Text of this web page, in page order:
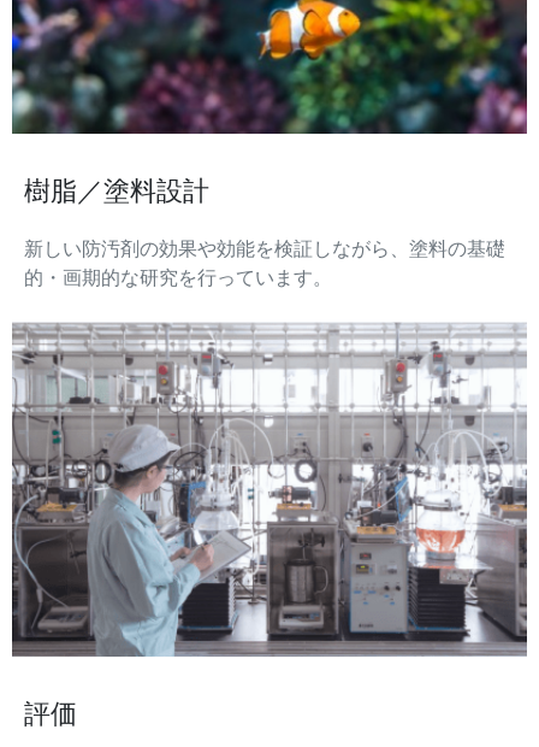
樹脂／塗料設計
新しい防汚剤の効果や効能を検証しながら、塗料の基礎
的・画期的な研究を行っています。
評価